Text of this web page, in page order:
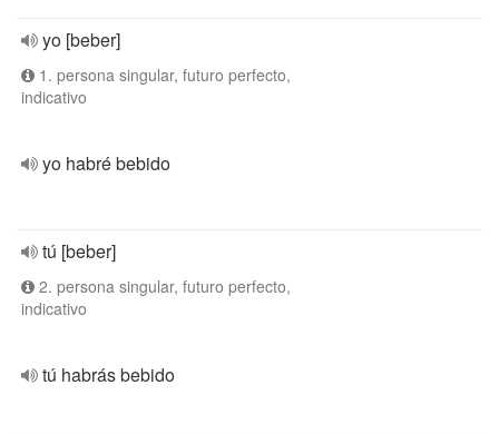
yo [beber]
1. persona singular, futuro perfecto,
indicativo
yo habré bebido
tú [beber]
2. persona singular, futuro perfecto,
indicativo
tú habrás bebido